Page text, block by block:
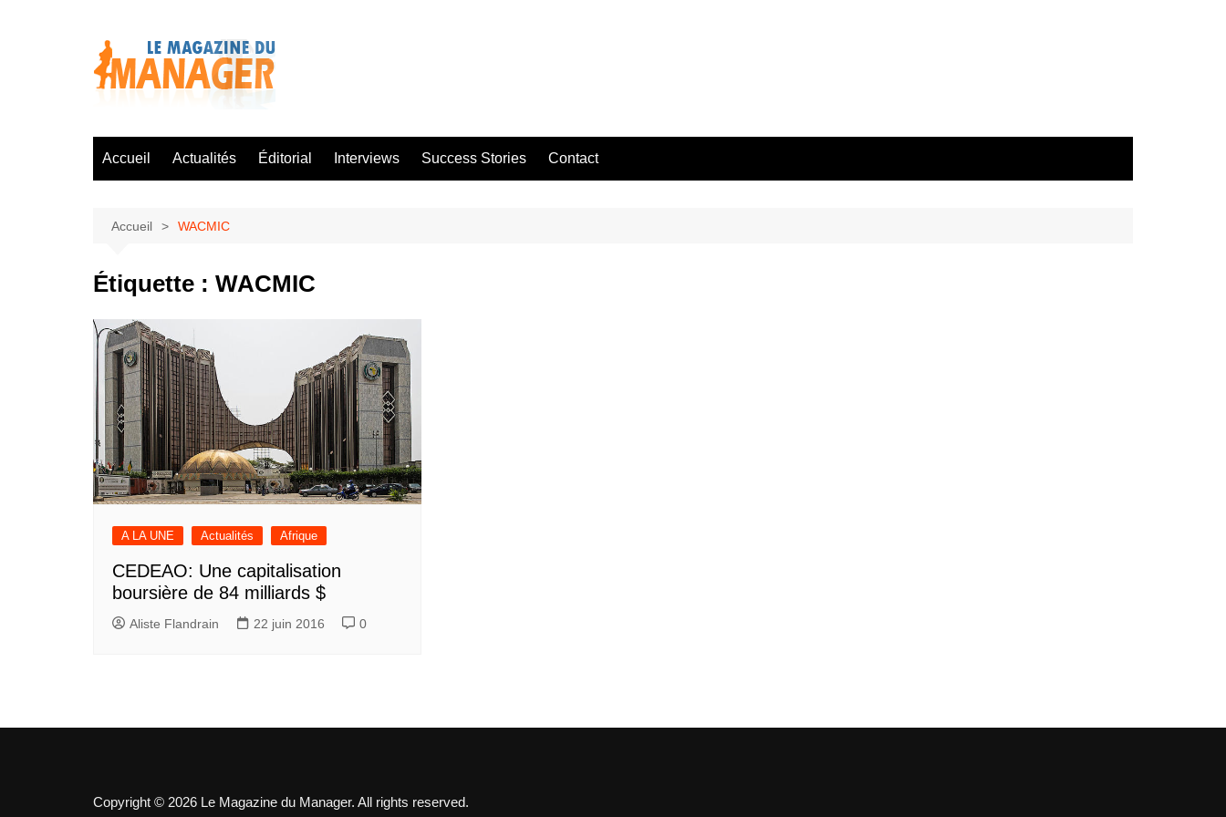
Accueil Actualités Éditorial Interviews Success Stories Contact
Accueil WACMIC
Étiquette : WACMIC
A LA UNE Actualités Afrique
CEDEAO: Une capitalisation
boursière de 84 milliards $
Aliste Flandrain 22 juin 2016 0
Copyright © 2026 Le Magazine du Manager. All rights reserved.